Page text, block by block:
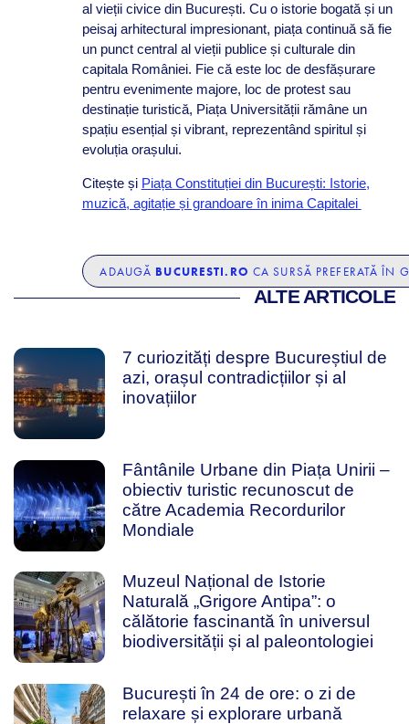
al vieții civice din București. Cu o istorie bogată și un
peisaj arhitectural impresionant, piața continuă să fie
un punct central al vieții publice și culturale din
capitala României. Fie că este loc de desfășurare
pentru evenimente majore, loc de protest sau
destinație turistică, Piața Universității rămâne un
spațiu esențial și vibrant, reprezentând spiritul și
evoluția orașului.
Citește și Piața Constituției din București: Istorie,
muzică, agitație și grandoare în inima Capitalei
ADAUGĂ BUCURESTI.RO CA SURSĂ PREFERATĂ ÎN
ALTE ARTICOLE
7 curiozități despre Bucureștiul de
azi, orașul contradicțiilor și al
inovațiilor
Fântânile Urbane din Piața Unirii –
obiectiv turistic recunoscut de
către Academia Recordurilor
Mondiale
Muzeul Național de Istorie
Naturală „Grigore Antipa”: o
călătorie fascinantă în universul
biodiversității și al paleontologiei
București în 24 de ore: o zi de
relaxare și explorare urbană